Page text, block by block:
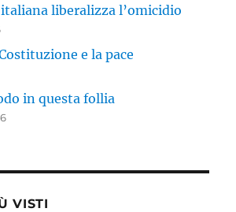
italiana liberalizza l’omicidio
e la pace
in questa follia
VISTI